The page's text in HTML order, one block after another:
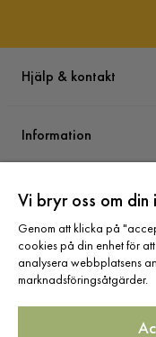
Hjälp & kontakt
Information
Varumärken
Sortiment
Vi bryr oss om din
Genom att klicka på
cookies på din enhet för
analysera webbplatsens
marknadsföringsåtgärder.